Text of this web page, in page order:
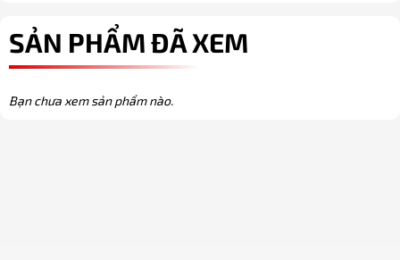
SẢN PHẨM ĐÃ XEM
Bạn chưa xem sản phẩm nào.